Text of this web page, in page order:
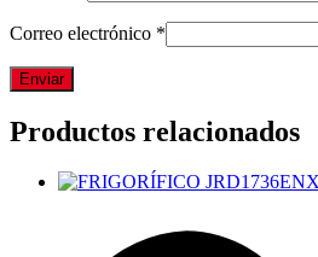
Correo electrónico *
Productos relacionados